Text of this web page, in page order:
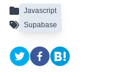
Javascript
Supabase